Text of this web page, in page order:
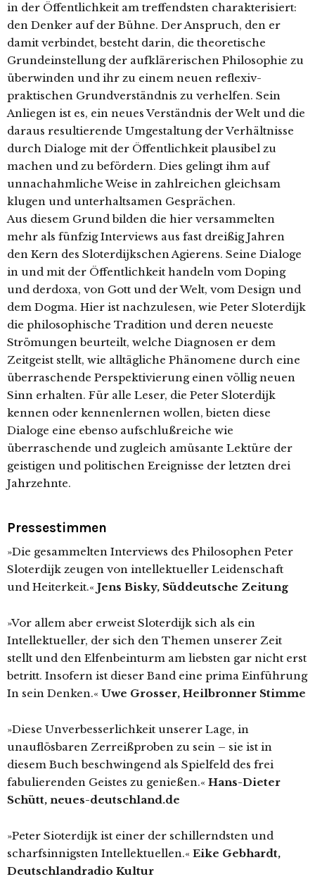
in der Öffentlichkeit am treffendsten charakterisiert:
den Denker auf der Bühne. Der Anspruch, den er
damit verbindet, besteht darin, die theoretische
Grundeinstellung der aufklärerischen Philosophie zu
überwinden und ihr zu einem neuen reflexiv-
praktischen Grundverständnis zu verhelfen. Sein
Anliegen ist es, ein neues Verständnis der Welt und die
daraus resultierende Umgestaltung der Verhältnisse
durch Dialoge mit der Öffentlichkeit plausibel zu
machen und zu befördern. Dies gelingt ihm auf
unnachahmliche Weise in zahlreichen gleichsam
klugen und unterhaltsamen Gesprächen.
Aus diesem Grund bilden die hier versammelten
mehr als fünfzig Interviews aus fast dreißig Jahren
den Kern des Sloterdijkschen Agierens. Seine Dialoge
in und mit der Öffentlichkeit handeln vom Doping
und derdoxa, von Gott und der Welt, vom Design und
dem Dogma. Hier ist nachzulesen, wie Peter Sloterdijk
die philosophische Tradition und deren neueste
Strömungen beurteilt, welche Diagnosen er dem
Zeitgeist stellt, wie alltägliche Phänomene durch eine
überraschende Perspektivierung einen völlig neuen
Sinn erhalten. Für alle Leser, die Peter Sloterdijk
kennen oder kennenlernen wollen, bieten diese
Dialoge eine ebenso aufschlußreiche wie
überraschende und zugleich amüsante Lektüre der
geistigen und politischen Ereignisse der letzten drei
Jahrzehnte.
Pressestimmen
»Die gesammelten Interviews des Philosophen Peter
Sloterdijk zeugen von intellektueller Leidenschaft
und Heiterkeit.« Jens Bisky, Süddeutsche Zeitung
»Vor allem aber erweist Sloterdijk sich als ein
Intellektueller, der sich den Themen unserer Zeit
stellt und den Elfenbeinturm am liebsten gar nicht erst
betritt. Insofern ist dieser Band eine prima Einführung
In sein Denken.« Uwe Grosser, Heilbronner Stimme
»Diese Unverbesserlichkeit unserer Lage, in
unauflösbaren Zerreißproben zu sein – sie ist in
diesem Buch beschwingend als Spielfeld des frei
fabulierenden Geistes zu genießen.« Hans-Dieter
Schütt, neues-deutschland.de
»Peter Sioterdijk ist einer der schillerndsten und
scharfsinnigsten Intellektuellen.« Eike Gebhardt,
Deutschlandradio Kultur